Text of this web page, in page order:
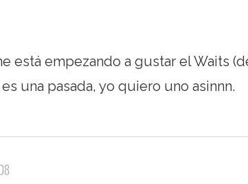
está empezando a gustar el Waits
una pasada, yo quiero uno asinnn.